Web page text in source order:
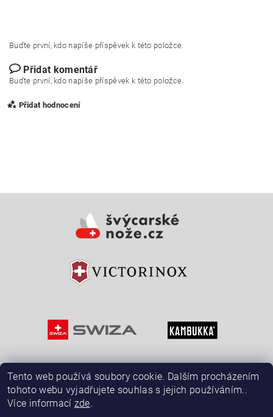
Buďte první, kdo napíše příspěvek k této položce.
Přidat komentář
Buďte první, kdo napíše příspěvek k této položce.
Přidat hodnocení
Tento web používá soubory cookie. Dalším procházením
tohoto webu vyjadřujete souhlas s jejich používáním..
Více informací zde.